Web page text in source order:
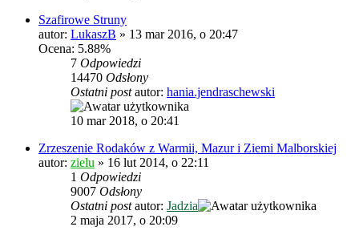
Szafirowe Struny
autor: LukaszB » 13 mar 2016, o 20:47
Ocena: 5.88%
7 Odpowiedzi
14470 Odsłony
Ostatni postautor: hania.jendraschewski
10 mar 2018, o 20:41
Zrzeszenie Rodaków z Warmii, Mazur i Ziemi Malborskiej
autor: zielu » 16 lut 2014, o 22:11
1 Odpowiedzi
9007 Odsłony
Ostatni postautor: Jadzia
2 maja 2017, o 20:09